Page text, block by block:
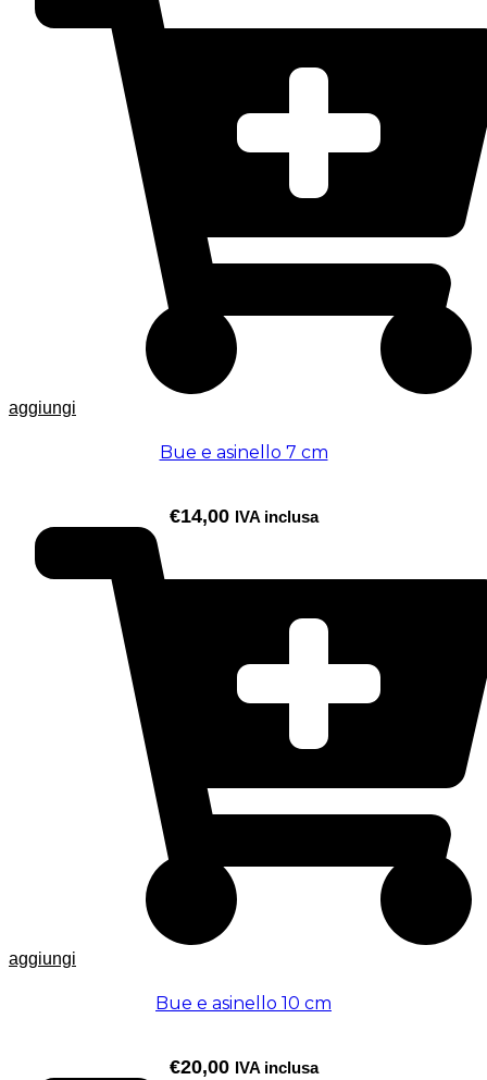
aggiungi
Bue e asinello 7 cm
€14,00 IVA inclusa
aggiungi
Bue e asinello 10 cm
€20,00 IVA inclusa